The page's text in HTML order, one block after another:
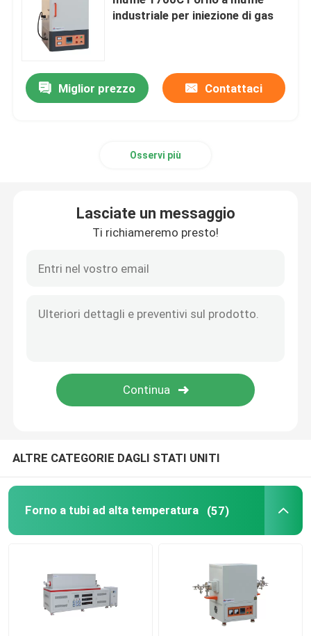
Fornaci industriali a camera
Forno a atmosfera controllata
Forno per ascensori
industriale per iniezione di gas
Miglior prezzo Contattaci
Osservi più
Lasciate un messaggio
Ti richiameremo presto!
ALTRE CATEGORIE DAGLI STATI UNITI
Forno a tubi ad alta temperatura (57)